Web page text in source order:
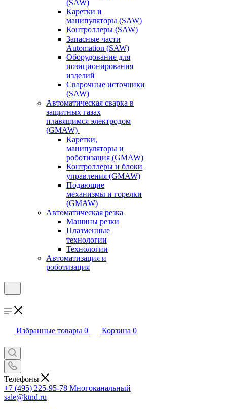
(SAW)
Каретки и
манипуляторы (SAW)
Контроллеры (SAW)
Запасные части
Automation (SAW)
Оборудование для
позиционирования
изделий
Сварочные источники
(SAW)
Автоматическая сварка в
защитных газах
плавящимся электродом
(GMAW)
Каретки,
манипуляторы и
роботизация (GMAW)
Контроллеры и блоки
управления (GMAW)
Подающие
механизмы и горелки
(GMAW)
Автоматическая резка
Машины резки
Плазменные
технологии
Технологии
Автоматизация и
роботизация
Избранные товары 0 Корзина 0
Телефоны
+7 (495) 225-95-78 Многоканальный
sale@ktnd.ru